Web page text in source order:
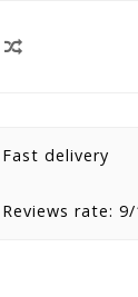
Fast delivery
Reviews rate: 9/